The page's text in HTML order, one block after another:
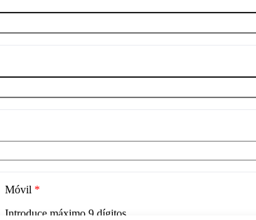
Móvil *
Introduce máximo9 dígitos